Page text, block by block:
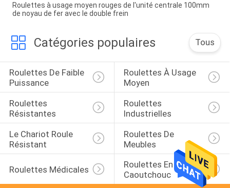
Roulettes à usage moyen rouges de l'unité centrale 100mm
de noyau de fer avec le double frein
Catégories populaires Tous
Roulettes De Faible
Puissance
Roulettes À Usage
Moyen
Roulettes
Résistantes
Roulettes
Industrielles
Le Chariot Roule
Résistant
Roulettes De
Meubles
Roulettes Médicales
Roulettes En
Caoutchouc